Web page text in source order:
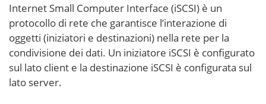
Internet Small Computer Interface (iSCSI) è un
protocollo di rete che garantisce l’interazione di
oggetti (iniziatori e destinazioni) nella rete per la
condivisione dei dati. Un iniziatore iSCSI è configurato
sul lato client e la destinazione iSCSI è configurata sul
lato server.